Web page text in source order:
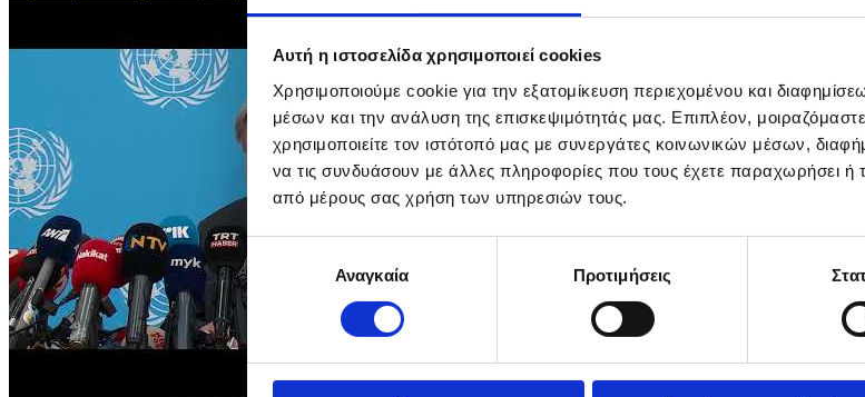
Αυτή η ιστοσελίδα χρησιμοποιεί cookies
Χρησιμοποιούμε cookie για την εξατομίκευση περιεχομένου και
μέσων και την ανάλυση της επισκεψιμότητάς μας. Επιπλέον,
χρησιμοποιείτε τον ιστότοπό μας με συνεργάτες κοινωνικών μέσων,
να τις συνδυάσουν με άλλες πληροφορίες που τους έχετε παραχωρήσει ή
από μέρους σας χρήση των υπηρεσιών τους.
συγκατάθεσηςΑναγκαία Προτιμήσεις